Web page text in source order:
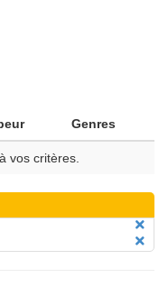
Genres
vos critères.